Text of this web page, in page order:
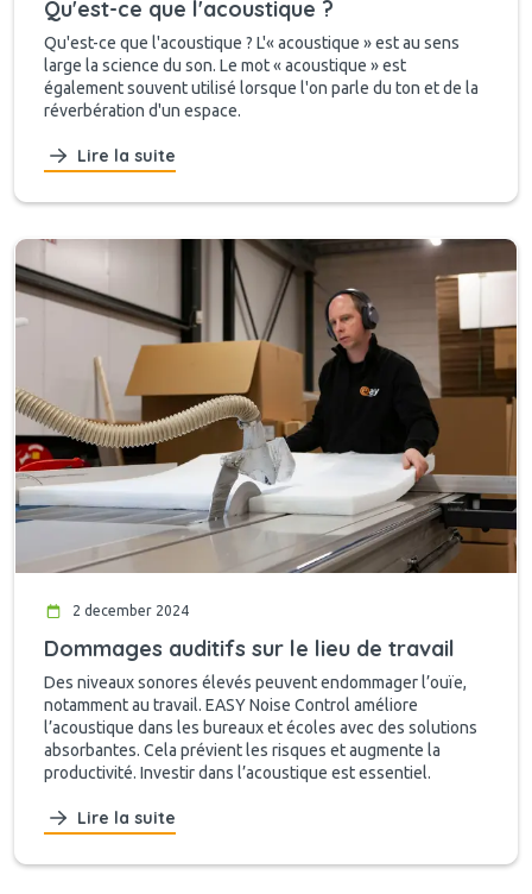
Qu'est-ce que l'acoustique ?
Qu'est-ce que l'acoustique ? L'« acoustique » est au sens
large la science du son. Le mot « acoustique » est
également souvent utilisé lorsque l'on parle du ton et de la
réverbération d'un espace.
Lire la suite
2 december 2024
Dommages auditifs sur le lieu de travail
Des niveaux sonores élevés peuvent endommager l’ouïe,
notamment au travail. EASY Noise Control améliore
l’acoustique dans les bureaux et écoles avec des solutions
absorbantes. Cela prévient les risques et augmente la
productivité. Investir dans l’acoustique est essentiel.
Lire la suite